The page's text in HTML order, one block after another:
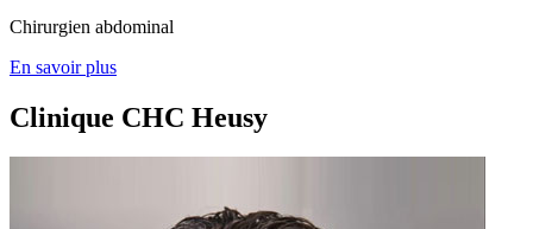
Chirurgien abdominal
En savoir plus
Clinique CHC Heusy